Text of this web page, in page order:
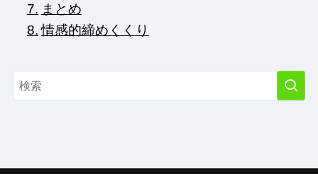
まとめ
情感的締めくくり